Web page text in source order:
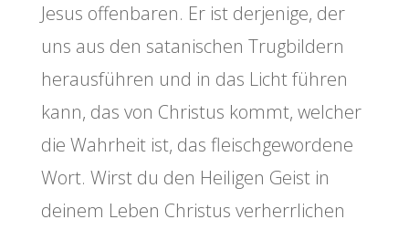
Jesus offenbaren. Er ist derjenige, der
uns aus den satanischen Trugbildern
herausführen und in das Licht führen
kann, das von Christus kommt, welcher
die Wahrheit ist, das fleischgewordene
Wort. Wirst du den Heiligen Geist in
deinem Leben Christus verherrlichen